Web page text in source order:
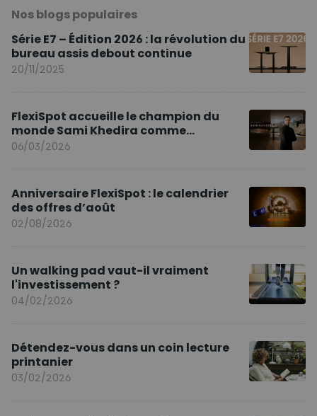
Nos blogs populaires
Série E7 – Édition 2026 : la révolution du
bureau assis debout continue
20/11/2025
FlexiSpot accueille le champion du
monde Sami Khedira comme
ambassadeur de la marque en Europe
06/03/2026
Anniversaire FlexiSpot : le calendrier
des offres d’août
02/08/2026
Un walking pad vaut-il vraiment
l'investissement ?
04/02/2026
Détendez-vous dans un coin lecture
printanier
03/02/2026